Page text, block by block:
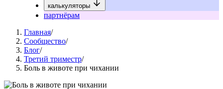
калькуляторы
партнёрам
Главная/
Сообщество/
Блог/
Третий триместр/
Боль в животе при чихании